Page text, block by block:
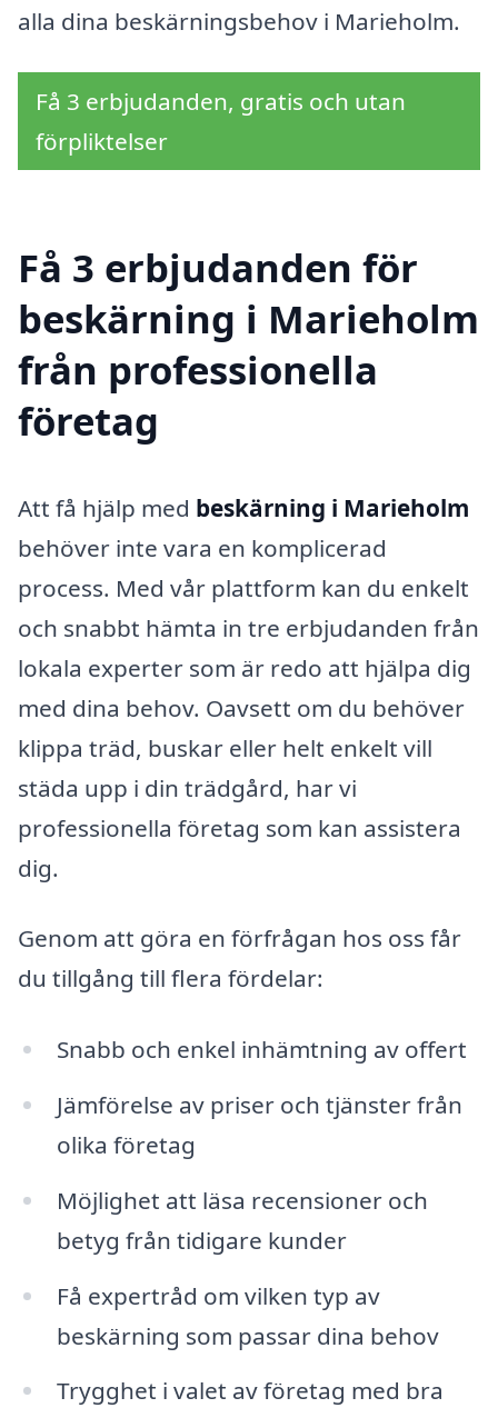
alla dina beskärningsbehov i Marieholm.
Få 3 erbjudanden, gratis och utan
förpliktelser
Få 3 erbjudanden för
beskärning i Marieholm
från professionella
företag
Att få hjälp med beskärning i Marieholm
behöver inte vara en komplicerad
process. Med vår plattform kan du enkelt
och snabbt hämta in tre erbjudanden från
lokala experter som är redo att hjälpa dig
med dina behov. Oavsett om du behöver
klippa träd, buskar eller helt enkelt vill
städa upp i din trädgård, har vi
professionella företag som kan assistera
dig.
Genom att göra en förfrågan hos oss får
du tillgång till flera fördelar:
Snabb och enkel inhämtning av offert
Jämförelse av priser och tjänster från
olika företag
Möjlighet att läsa recensioner och
betyg från tidigare kunder
Få expertråd om vilken typ av
beskärning som passar dina behov
Trygghet i valet av företag med bra